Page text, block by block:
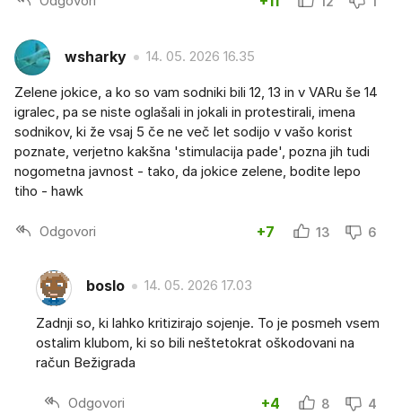
wsharky 14. 05. 2026 16.35
Zelene jokice, a ko so vam sodniki bili 12, 13 in v VARu še 14
igralec, pa se niste oglašali in jokali in protestirali, imena
sodnikov, ki že vsaj 5 če ne več let sodijo v vašo korist
poznate, verjetno kakšna 'stimulacija pade', pozna jih tudi
nogometna javnost - tako, da jokice zelene, bodite lepo
tiho - hawk
Odgovori +7 13 6
boslo 14. 05. 2026 17.03
Zadnji so, ki lahko kritizirajo sojenje. To je posmeh vsem
ostalim klubom, ki so bili neštetokrat oškodovani na
račun Bežigrada
Odgovori +4 8 4